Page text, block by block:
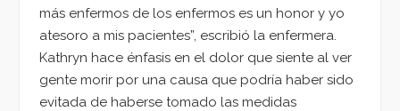
más enfermos de los enfermos es un honor y yo
atesoro a mis pacientes”, escribió la enfermera.
Kathryn hace énfasis en el dolor que siente al ver
gente morir por una causa que podría haber sido
evitada de haberse tomado las medidas